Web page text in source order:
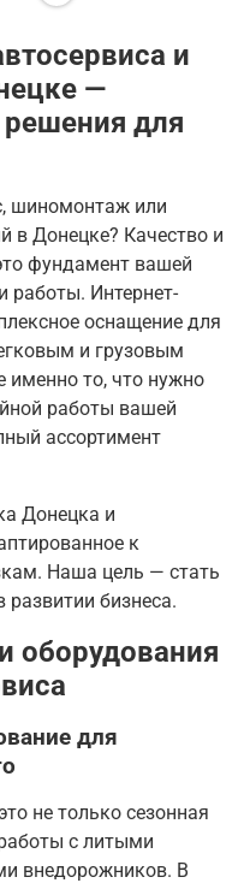
и
—
для
шиномонтаж или
в Донецке? Качество и
фундамент вашей
работы. Интернет-
оснащение для
и грузовым
именно то, что нужно
работы вашей
ассортимент
Донецка и
к
Наша цель — стать
бизнеса.
оборудования
для
не только сезонная
с литыми
внедорожников. В